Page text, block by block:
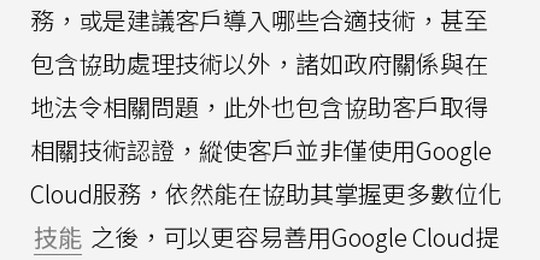
務，或是建議客戶導入哪些合適技術，甚至
包含協助處理技術以外，諸如政府關係與在
地法令相關問題，此外也包含協助客戶取得
相關技術認證，縱使客戶並非僅使用Google
Cloud服務，依然能在協助其掌握更多數位化
技能 之後，可以更容易善用Google Cloud提